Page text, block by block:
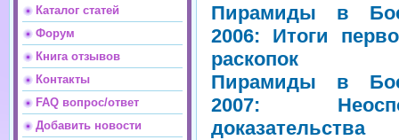
Каталог статей
Форум
Книга отзывов
Контакты
FAQ вопрос/ответ
Добавить новости
Пирамиды в
2006: Итоги
раскопок
Пирамиды в
2007:
доказательства